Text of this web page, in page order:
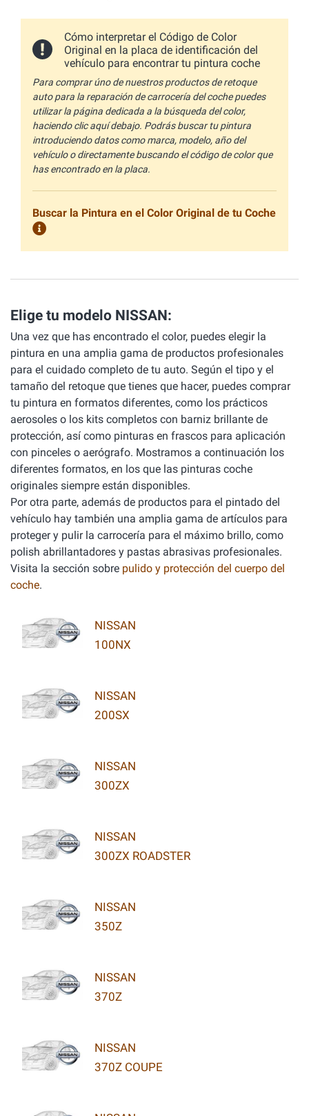
Cómo interpretar el Código de Color
Original en la placa de identificación del
vehículo para encontrar tu pintura coche
Para comprar úno de nuestros productos de retoque
auto para la reparación de carrocería del coche puedes
utilizar la página dedicada a la búsqueda del color,
haciendo clic aquí debajo. Podrás buscar tu pintura
introduciendo datos como marca, modelo, año del
vehículo o directamente buscando el código de color que
has encontrado en la placa.
Buscar la Pintura en el Color Original de tu Coche
Elige tu modelo NISSAN:
Una vez que has encontrado el color, puedes elegir la
pintura en una amplia gama de productos profesionales
para el cuidado completo de tu auto. Según el tipo y el
tamaño del retoque que tienes que hacer, puedes comprar
tu pintura en formatos diferentes, como los prácticos
aerosoles o los kits completos con barniz brillante de
protección, así como pinturas en frascos para aplicación
con pinceles o aerógrafo. Mostramos a continuación los
diferentes formatos, en los que las pinturas coche
originales siempre están disponibles.
Por otra parte, además de productos para el pintado del
vehículo hay también una amplia gama de artículos para
proteger y pulir la carrocería para el máximo brillo, como
polish abrillantadores y pastas abrasivas profesionales.
Visita la sección sobre pulido y protección del cuerpo del
coche.
NISSAN
100NX
NISSAN
200SX
NISSAN
300ZX
NISSAN
300ZX ROADSTER
NISSAN
350Z
NISSAN
370Z
NISSAN
370Z COUPE